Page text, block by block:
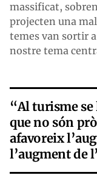
massificat,
projecten una
temes van sortir
nostre tema
“Al turisme
que no són
afavoreix
l’augment de